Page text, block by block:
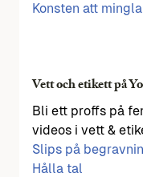
Konsten att mingla
Vett och etikett på
Bli ett proffs på
videos i vett &
Slips på
Hålla tal